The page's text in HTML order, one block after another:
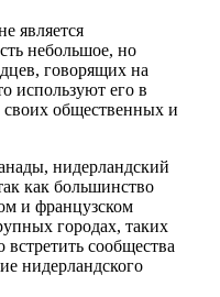
является
небольшое, но
говорящих на
используют его в
общественных и
нидерландский
как большинство
и французском
городах, таких
сообщества
нидерландского